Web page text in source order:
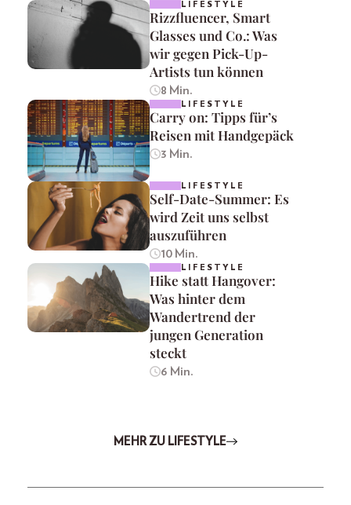
LIFESTYLE
Rizzfluencer, Smart
Glasses und Co.: Was
wir gegen Pick-Up-
Artists tun können
8 Min.
LIFESTYLE
Carry on: Tipps für’s
Reisen mit Handgepäck
3 Min.
LIFESTYLE
Self-Date-Summer: Es
wird Zeit uns selbst
auszuführen
10 Min.
LIFESTYLE
Hike statt Hangover:
Was hinter dem
Wandertrend der
jungen Generation
steckt
6 Min.
MEHR ZU LIFESTYLE